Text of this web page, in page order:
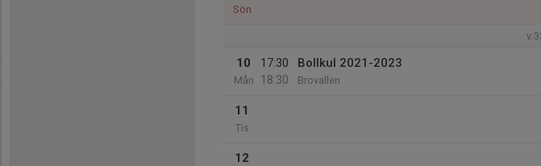
Sön
10
Mån
17:30
18:30
Bollkul 2021-2023
Brovallen
11
Tis
12